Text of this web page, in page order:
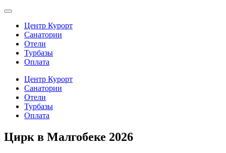
Центр Курорт
Санатории
Отели
Турбазы
Оплата
Центр Курорт
Санатории
Отели
Турбазы
Оплата
Цирк в Малгобеке 2026